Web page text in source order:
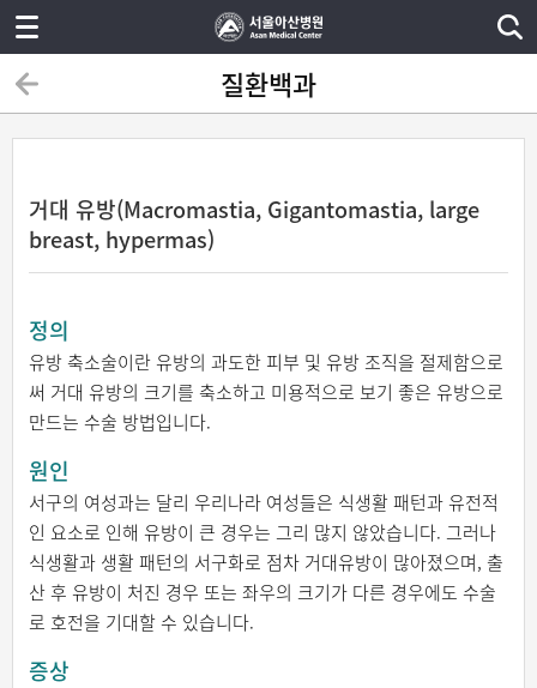
질환백과
거대 유방(Macromastia, Gigantomastia, large
breast, hypermas)
정의
유방 축소술이란 유방의 과도한 피부 및 유방 조직을 절제함으로
써 거대 유방의 크기를 축소하고 미용적으로 보기 좋은 유방으로
만드는 수술 방법입니다.
원인
서구의 여성과는 달리 우리나라 여성들은 식생활 패턴과 유전적
인 요소로 인해 유방이 큰 경우는 그리 많지 않았습니다. 그러나
식생활과 생활 패턴의 서구화로 점차 거대유방이 많아졌으며, 출
산 후 유방이 처진 경우 또는 좌우의 크기가 다른 경우에도 수술
로 호전을 기대할 수 있습니다.
증상